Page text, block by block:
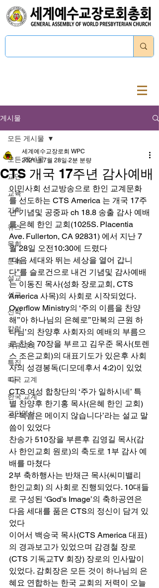
게시물
모든 게시물
교단
교육
기획
뉴스
목회
문화
설교
선교
신학
칼럼
커뮤니티
특집
미국 교계
한국 교계
교단역사
모든 게시물
CTS 개국 17주년 감사예배
세계예수교장로회 WPC
2021년 7월 28일 2분 분량
이민사회 선교방송으로 한인 교계문화
를 선도하는 CTS America 는 개국 17주
년 기념및 공중파 ch 18.8 송출 감사 예배
를 은혜 한인 교회(1025S. Placentia
Ave. Fullerton, CA 92831) 에서 지난 7
월 28일 오전10:30에 드렸다
“다음 세대와 뛰는 세상을 열어 갑니
다”를 슬로건으로 내건 기념및 감사예배
는 이동진 목사(성화 장로교회, CTS
America 사목)의 사회로 시작되었다.
Overflow Ministry의 ‘주의 이름을 찬양
해’’아 하나님의 은혜로’’만복의 근원 하
나님’의 찬양후 사회자의 예배의 부름으
로 찬송 70장을 부르고 김우준 목사(토렌
스 조은교회)의 대표기도가 있은후 사회
자의 성경봉독(디모데후서 4:2)이 있었
다
CTS 여성 합창단의 ‘주가 일하시네’ 특
별 찬양후 한기홍 목사(은혜 한인 교회)
의’복음은 메이지 않습니다’라는 설교 말
씀이 있었다
찬송가 510장을 부른후 김영길 목사(감
사 한인교회 원로)의 축도로 1부 감사 예
배를 마쳤다
2부 축하행사는 반채근 목사(씨미밸리
한인교회) 의 사회로 진행되었다. 10대들
로 구성된 ‘God’s Image’의 축하공연은
다음 세대를 품은 CTS의 정신이 담겨 있
었다
이어서 백승국 목사(CTS America 대표)
의 경과보고가 있었으며 감경철 장로
(CTS 기독교TV 회장) 장로의 인사말이
있었다. 감회장은 모든 것이 하나님의 은
혜요 연합하는 한국 교회의 저력이 오늘